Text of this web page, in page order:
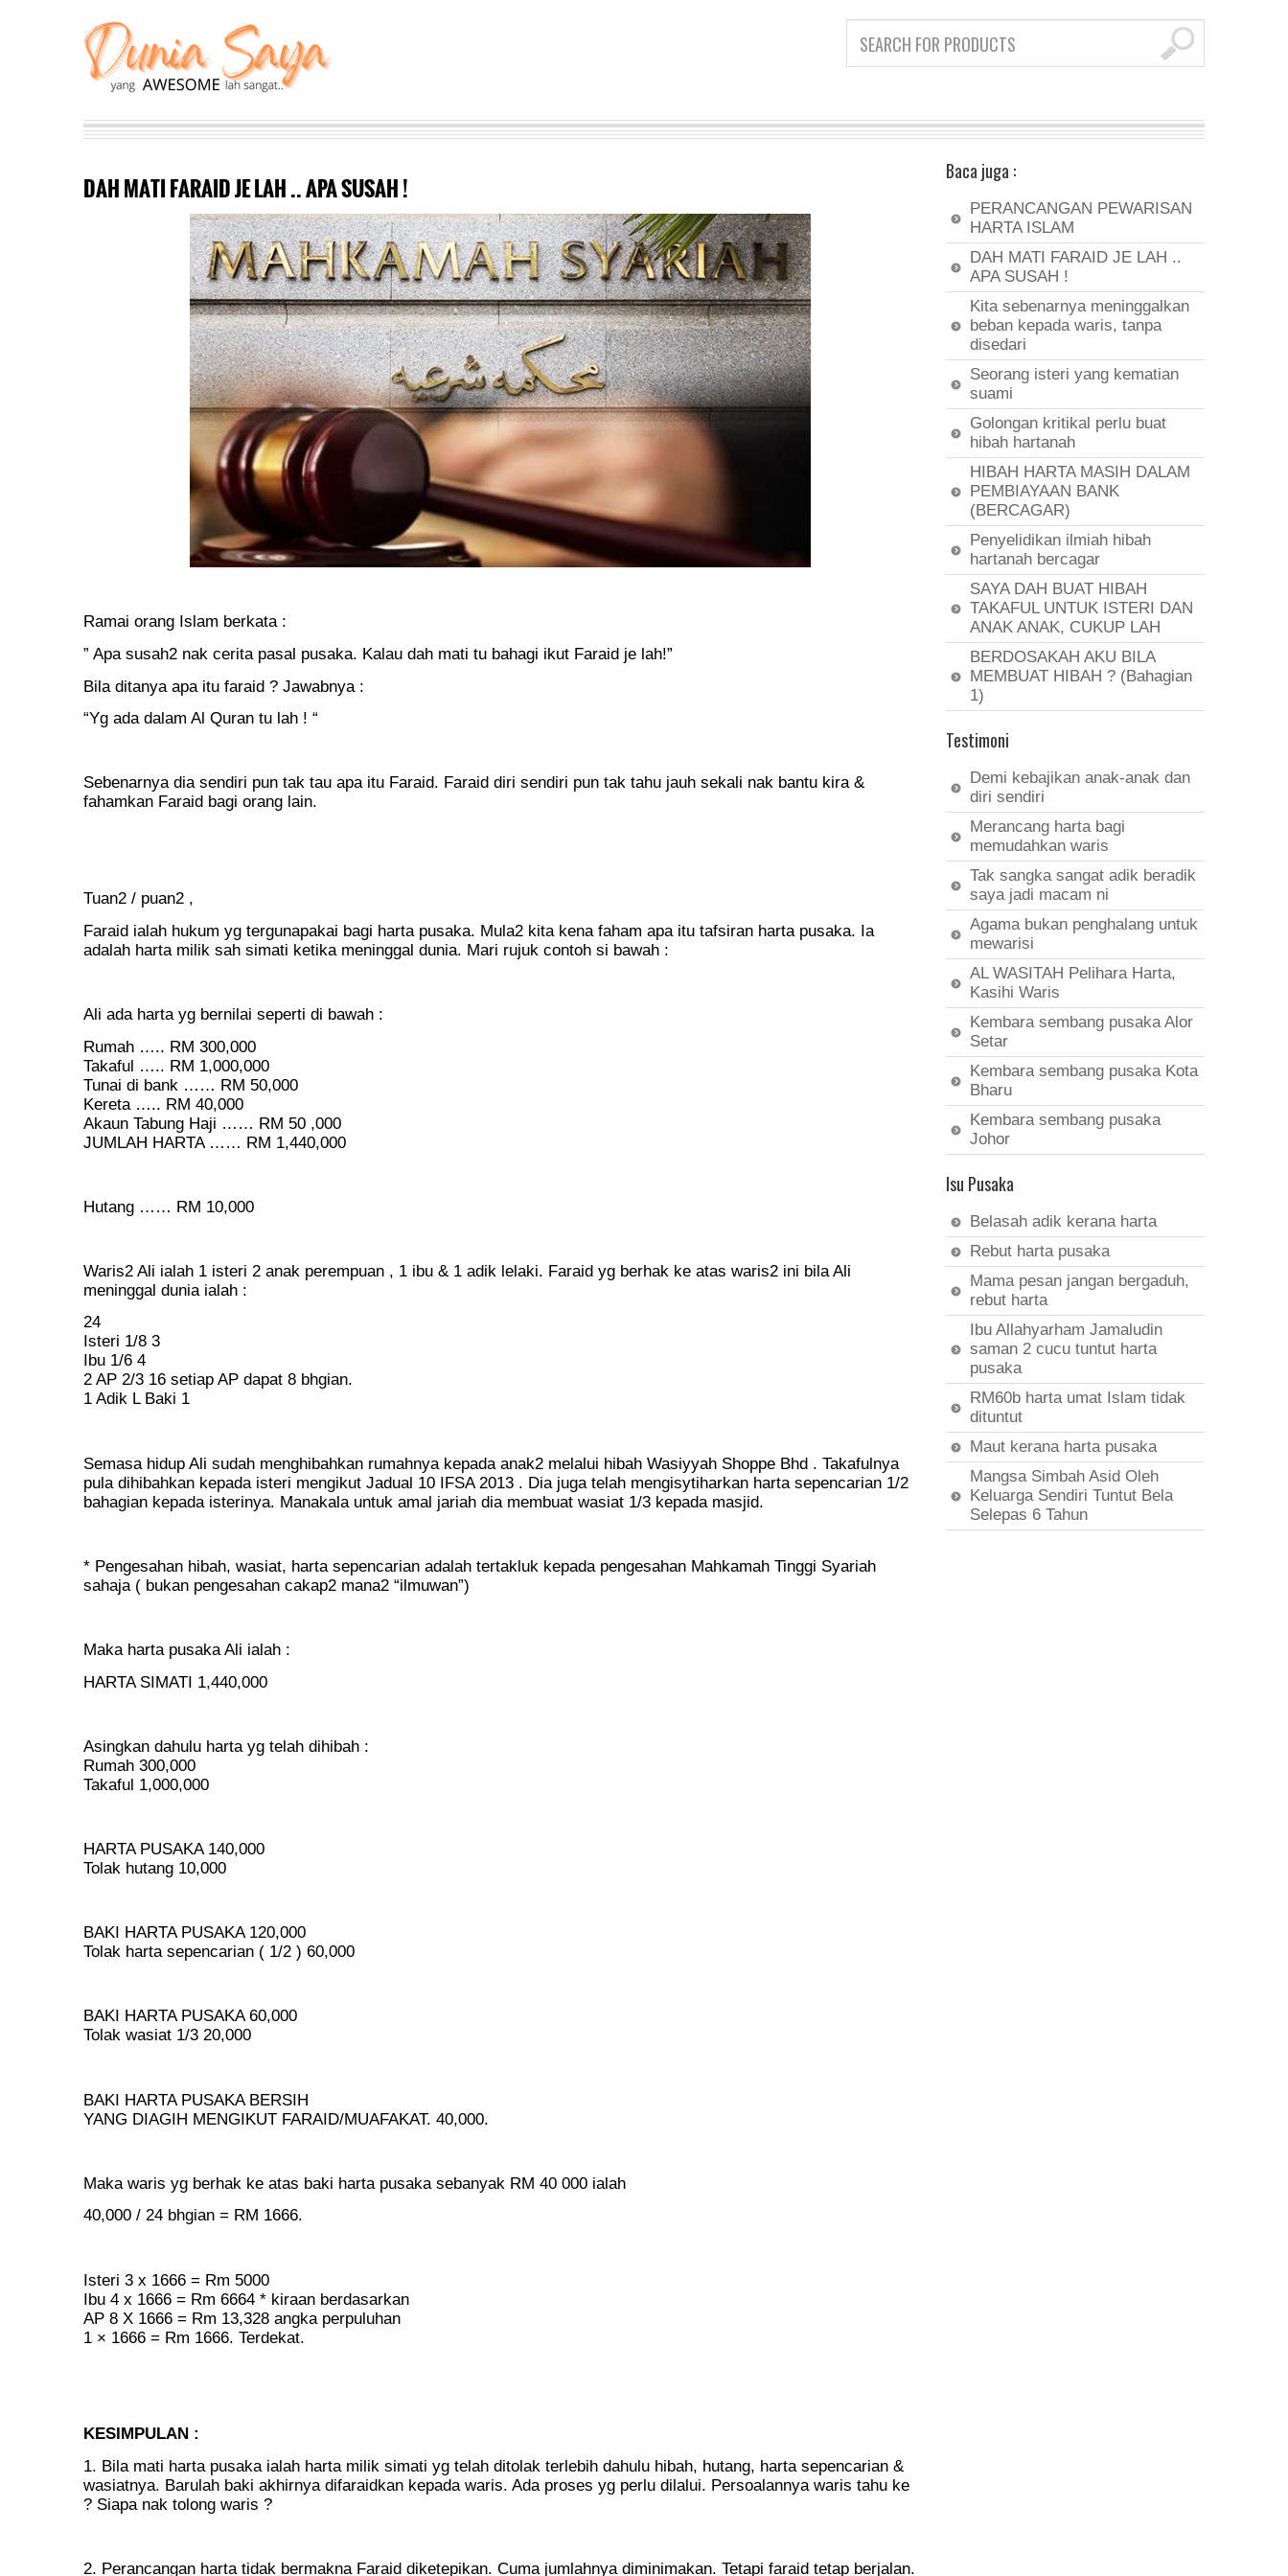
DAH MATI FARAID JE LAH .. APA SUSAH !
Ramai orang Islam berkata :
” Apa susah2 nak cerita pasal pusaka. Kalau dah mati tu bahagi ikut Faraid je lah!”
Bila ditanya apa itu faraid ? Jawabnya :
“Yg ada dalam Al Quran tu lah ! “
Sebenarnya dia sendiri pun tak tau apa itu Faraid. Faraid diri sendiri pun tak tahu jauh sekali nak bantu kira &
fahamkan Faraid bagi orang lain.
Tuan2 / puan2 ,
Faraid ialah hukum yg tergunapakai bagi harta pusaka. Mula2 kita kena faham apa itu tafsiran harta pusaka. Ia
adalah harta milik sah simati ketika meninggal dunia. Mari rujuk contoh si bawah :
Ali ada harta yg bernilai seperti di bawah :
Rumah ….. RM 300,000
Takaful ….. RM 1,000,000
Tunai di bank …… RM 50,000
Kereta ….. RM 40,000
Akaun Tabung Haji …… RM 50 ,000
JUMLAH HARTA …… RM 1,440,000
Hutang …… RM 10,000
Waris2 Ali ialah 1 isteri 2 anak perempuan , 1 ibu & 1 adik lelaki. Faraid yg berhak ke atas waris2 ini bila Ali
meninggal dunia ialah :
24
Isteri 1/8 3
Ibu 1/6 4
2 AP 2/3 16 setiap AP dapat 8 bhgian.
1 Adik L Baki 1
Semasa hidup Ali sudah menghibahkan rumahnya kepada anak2 melalui hibah Wasiyyah Shoppe Bhd . Takafulnya
pula dihibahkan kepada isteri mengikut Jadual 10 IFSA 2013 . Dia juga telah mengisytiharkan harta sepencarian 1/2
bahagian kepada isterinya. Manakala untuk amal jariah dia membuat wasiat 1/3 kepada masjid.
* Pengesahan hibah, wasiat, harta sepencarian adalah tertakluk kepada pengesahan Mahkamah Tinggi Syariah
sahaja ( bukan pengesahan cakap2 mana2 “ilmuwan”)
Maka harta pusaka Ali ialah :
HARTA SIMATI 1,440,000
Asingkan dahulu harta yg telah dihibah :
Rumah 300,000
Takaful 1,000,000
HARTA PUSAKA 140,000
Tolak hutang 10,000
BAKI HARTA PUSAKA 120,000
Tolak harta sepencarian ( 1/2 ) 60,000
BAKI HARTA PUSAKA 60,000
Tolak wasiat 1/3 20,000
BAKI HARTA PUSAKA BERSIH
YANG DIAGIH MENGIKUT FARAID/MUAFAKAT. 40,000.
Maka waris yg berhak ke atas baki harta pusaka sebanyak RM 40 000 ialah
40,000 / 24 bhgian = RM 1666.
Isteri 3 x 1666 = Rm 5000
Ibu 4 x 1666 = Rm 6664 * kiraan berdasarkan
AP 8 X 1666 = Rm 13,328 angka perpuluhan
1 × 1666 = Rm 1666. Terdekat.
KESIMPULAN :
1. Bila mati harta pusaka ialah harta milik simati yg telah ditolak terlebih dahulu hibah, hutang, harta sepencarian &
wasiatnya. Barulah baki akhirnya difaraidkan kepada waris. Ada proses yg perlu dilalui. Persoalannya waris tahu ke
? Siapa nak tolong waris ?
2. Perancangan harta tidak bermakna Faraid diketepikan. Cuma jumlahnya diminimakan. Tetapi faraid tetap berjalan.
Baca juga :
PERANCANGAN PEWARISAN
HARTA ISLAM
DAH MATI FARAID JE LAH ..
APA SUSAH !
Kita sebenarnya meninggalkan
beban kepada waris, tanpa
disedari
Seorang isteri yang kematian
suami
Golongan kritikal perlu buat
hibah hartanah
HIBAH HARTA MASIH DALAM
PEMBIAYAAN BANK
(BERCAGAR)
Penyelidikan ilmiah hibah
hartanah bercagar
SAYA DAH BUAT HIBAH
TAKAFUL UNTUK ISTERI DAN
ANAK ANAK, CUKUP LAH
BERDOSAKAH AKU BILA
MEMBUAT HIBAH ? (Bahagian
1)
Testimoni
Demi kebajikan anak-anak dan
diri sendiri
Merancang harta bagi
memudahkan waris
Tak sangka sangat adik beradik
saya jadi macam ni
Agama bukan penghalang untuk
mewarisi
AL WASITAH Pelihara Harta,
Kasihi Waris
Kembara sembang pusaka Alor
Setar
Kembara sembang pusaka Kota
Bharu
Kembara sembang pusaka
Johor
Isu Pusaka
Belasah adik kerana harta
Rebut harta pusaka
Mama pesan jangan bergaduh,
rebut harta
Ibu Allahyarham Jamaludin
saman 2 cucu tuntut harta
pusaka
RM60b harta umat Islam tidak
dituntut
Maut kerana harta pusaka
Mangsa Simbah Asid Oleh
Keluarga Sendiri Tuntut Bela
Selepas 6 Tahun